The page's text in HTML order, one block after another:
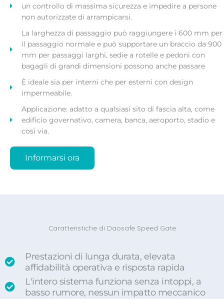
un controllo di massima sicurezza e impedire a persone
non autorizzate di arrampicarsi.
La larghezza di passaggio può raggiungere i 600 mm per
il passaggio normale e può supportare un braccio da 900
mm per passaggi larghi, sedie a rotelle e pedoni con
bagagli di grandi dimensioni possono anche passare
È ideale sia per interni che per esterni con design
impermeabile.
Applicazione: adatto a qualsiasi sito di fascia alta, come
edificio governativo, camera, banca, aeroporto, stadio e
così via.
Informarsi ora
Caratteristiche di Daosafe Speed Gate
Prestazioni di lunga durata, elevata
affidabilità operativa e risposta rapida
L'intero sistema funziona senza intoppi, a
basso rumore, nessun impatto meccanico